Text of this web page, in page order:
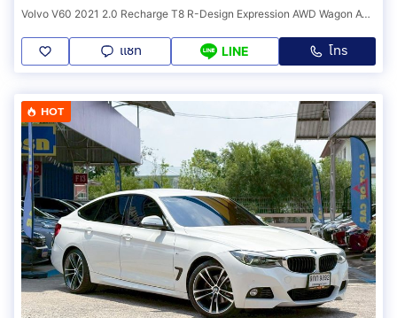
Volvo V60 2021 2.0 Recharge T8 R-Design Expression AWD Wagon AT (ปี 20-28) B7419
แชท LINE โทร
HOT